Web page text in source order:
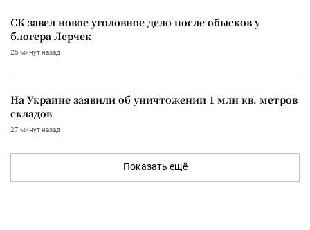
СК завел новое уголовное дело после обысков у
блогера Лерчек
25 минут назад
На Украине заявили об уничтожении 1 млн кв. метров
складов
27 минут назад
Показать ещё